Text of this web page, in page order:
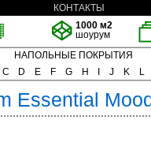
КОНТАКТЫ
1000 м2
шоурум
НАПОЛЬНЫЕ ПОКРЫТИЯ
C D E F G H J K L
Essential